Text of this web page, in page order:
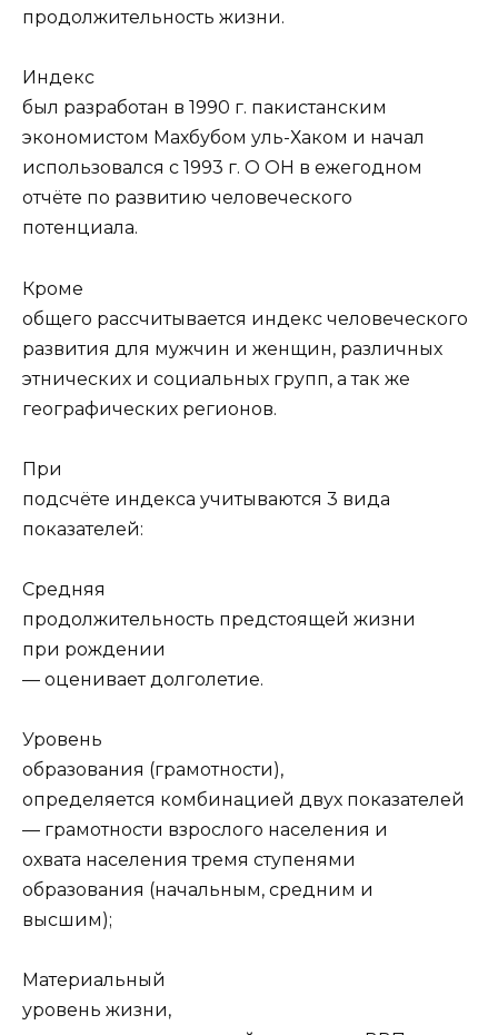
продолжительность жизни.
Индекс
был разработан в 1990 г. пакистанским
экономистом Махбубом уль-Хаком и начал
использовался с 1993 г. О ОН в ежегодном
отчёте по развитию человеческого
потенциала.
Кроме
общего рассчитывается индекс человеческого
развития для мужчин и женщин, различных
этнических и социальных групп, а так же
географических регионов.
При
подсчёте индекса учитываются 3 вида
показателей:
Средняя
продолжительность предстоящей жизни
при рождении
— оценивает долголетие.
Уровень
образования (грамотности),
определяется комбинацией двух показателей
— грамотности взрослого населения и
охвата населения тремя ступенями
образования (начальным, средним и
высшим);
Материальный
уровень жизни,